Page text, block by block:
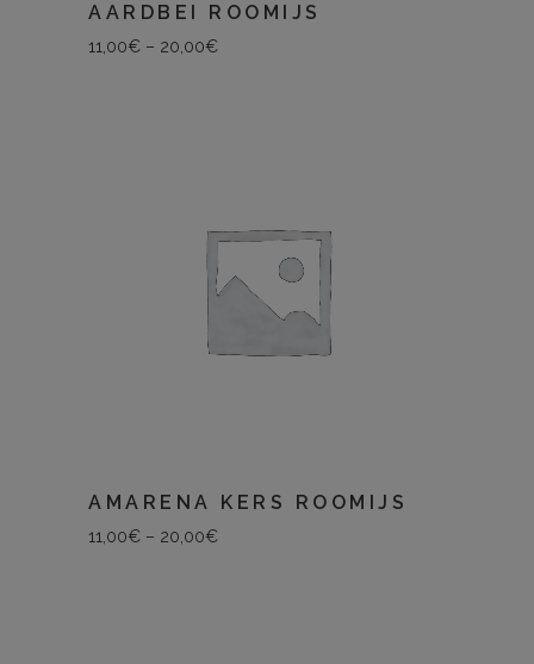
AARDBEI ROOMIJS
11,00€ – 20,00€
AMARENA KERS ROOMIJS
11,00€ – 20,00€